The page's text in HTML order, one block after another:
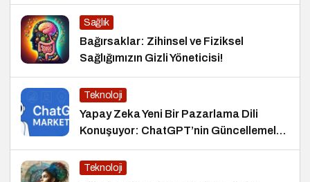
Sağlık
Bağırsaklar: Zihinsel ve Fiziksel
Sağlığımızın Gizli Yöneticisi!
Teknoloji
Yapay Zeka Yeni Bir Pazarlama Dili
Konuşuyor: ChatGPT’nin Güncellemeleri
ve Markalara Yönelik Fırsatlar
Teknoloji